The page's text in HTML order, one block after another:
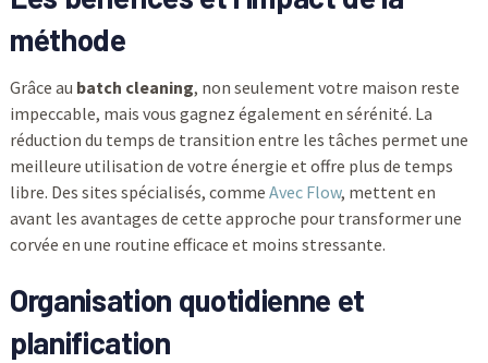
méthode
Grâce au batch cleaning, non seulement votre maison reste
impeccable, mais vous gagnez également en sérénité. La
réduction du temps de transition entre les tâches permet une
meilleure utilisation de votre énergie et offre plus de temps
libre. Des sites spécialisés, comme Avec Flow, mettent en
avant les avantages de cette approche pour transformer une
corvée en une routine efficace et moins stressante.
Organisation quotidienne et
planification